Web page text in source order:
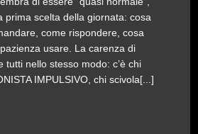
prima scelta della giornata: cosa
come rispondere, cosa
usare. La carenza di
tutti nello stesso modo: c’è chi
IMPULSIVO, chi scivola[...]